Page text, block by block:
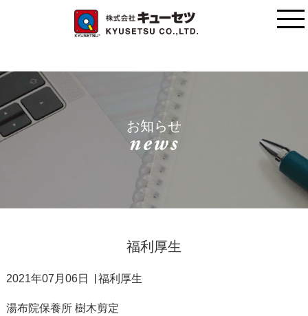
お知らせ
福利厚生
2021年07月06日 福利厚生
湯布院保養所 樹木剪定